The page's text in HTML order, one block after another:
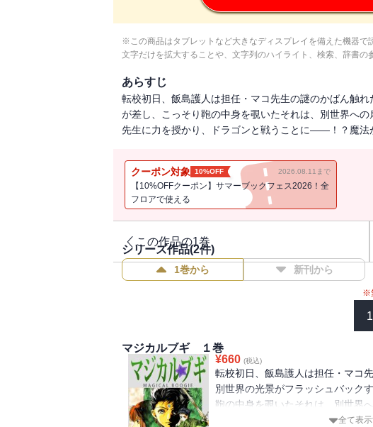
※この商品はタブレットなど大きなディスプレイを備えた機器で
文字だけを拡大することや、文字列のハイライト、検索、辞書の
あらすじ
転校初日、飯島護人は担任・マコ先生の謎のかばん触
が差し、こっそり鞄の中身を覗いたそれは、別世界へ
先生に力を授かり、ドラゴンと戦うことに――！？魔法
クーポン対象 10%OFF 2026.08.11まで
【10%OFFクーポン】サマーブックフェス2026！全
フロアで使える
この作品の1巻
シリーズ作品(2件)
1巻から 新刊から
※
1
マジカルブギ １巻
¥660 (税込)
転校初日、飯島護人は担任・マコ
別世界の光景がフラッシュバック
鞄の中身を覗いたそれは、別世界
繋がってしまい、魔女のマコ先生
全て表